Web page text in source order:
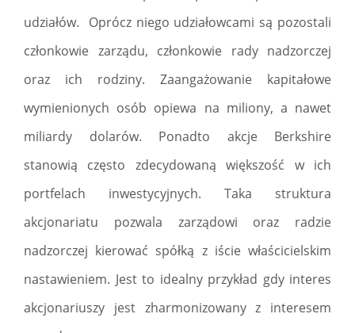
udziałów. Oprócz niego udziałowcami są pozostali
członkowie zarządu, członkowie rady nadzorczej
oraz ich rodziny. Zaangażowanie kapitałowe
wymienionych osób opiewa na miliony, a nawet
miliardy dolarów. Ponadto akcje Berkshire
stanowią często zdecydowaną większość w ich
portfelach inwestycyjnych. Taka struktura
akcjonariatu pozwala zarządowi oraz radzie
nadzorczej kierować spółką z iście właścicielskim
nastawieniem. Jest to idealny przykład gdy interes
akcjonariuszy jest zharmonizowany z interesem